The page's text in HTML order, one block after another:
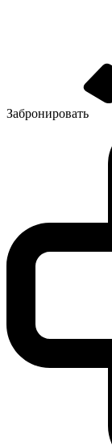
Забронировать